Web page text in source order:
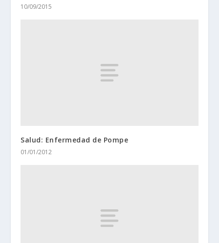
10/09/2015
Salud: Enfermedad de Pompe
01/01/2012